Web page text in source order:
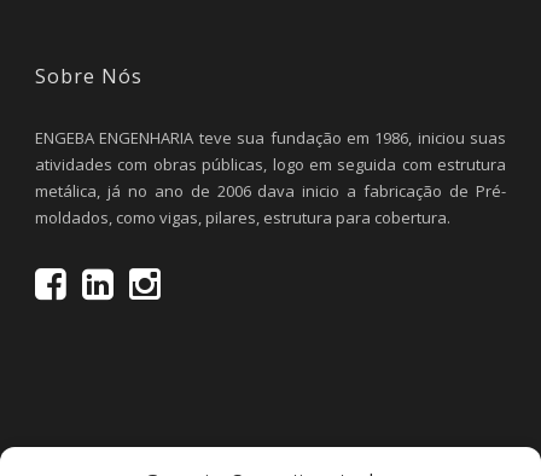
Sobre Nós
ENGEBA ENGENHARIA teve sua fundação em 1986, iniciou suas
atividades com obras públicas, logo em seguida com estrutura
metálica, já no ano de 2006 dava inicio a fabricação de Pré-
moldados, como vigas, pilares, estrutura para cobertura.